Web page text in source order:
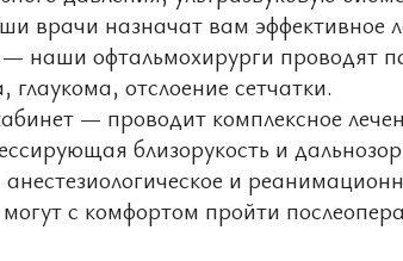
врачи назначат вам эффективное
наши офтальмохирурги проводят
глаукома, отслоение сетчатки.
— проводит комплексное
близорукость и
и
с комфортом пройти